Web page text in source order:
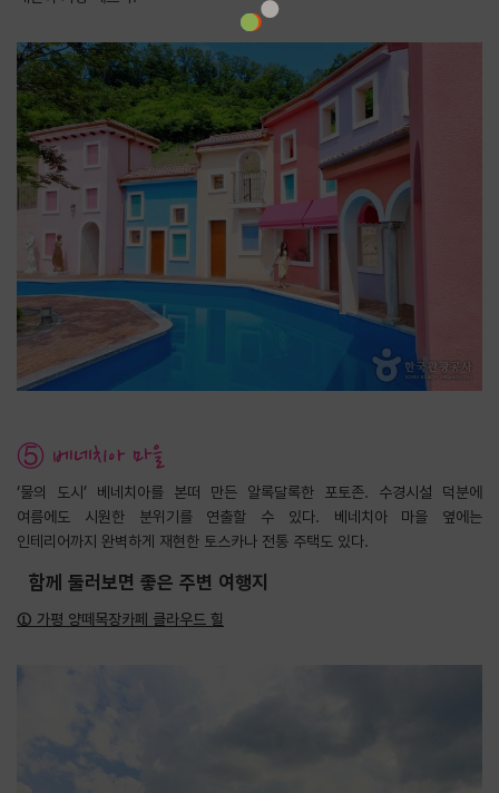
⑤ 베네치아 마을
‘물의 도시’ 베네치아를 본떠 만든 알록달록한 포토존. 수경시설 덕분에
여름에도 시원한 분위기를 연출할 수 있다. 베네치아 마을 옆에는
인테리어까지 완벽하게 재현한 토스카나 전통 주택도 있다.
함께 둘러보면 좋은 주변 여행지
① 가평 양떼목장카페 클라우드 힐